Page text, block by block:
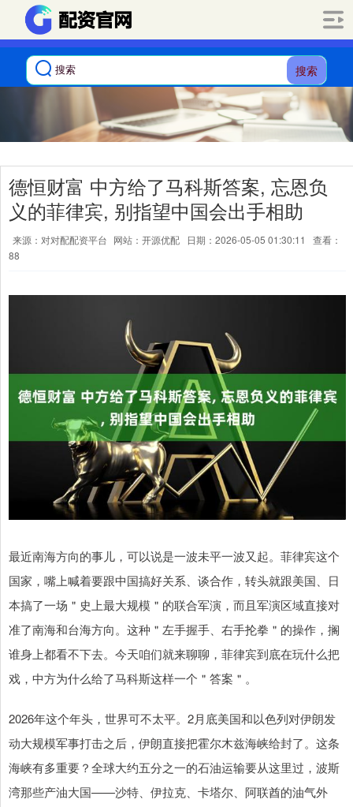
搜索
德恒财富 中方给了马科斯答案, 忘恩负
义的菲律宾, 别指望中国会出手相助
来源：对对配配资平台 网站：开源优配 日期：2026-05-05 01:30:11
查看：
88
最近南海方向的事儿，可以说是一波未平一波又起。菲律宾这个
国家，嘴上喊着要跟中国搞好关系、谈合作，转头就跟美国、日
本搞了一场＂史上最大规模＂的联合军演，而且军演区域直接对
准了南海和台海方向。这种＂左手握手、右手抡拳＂的操作，搁
谁身上都看不下去。今天咱们就来聊聊，菲律宾到底在玩什么把
戏，中方为什么给了马科斯这样一个＂答案＂。
2026年这个年头，世界可不太平。2月底美国和以色列对伊朗发
动大规模军事打击之后，伊朗直接把霍尔木兹海峡给封了。这条
海峡有多重要？全球大约五分之一的石油运输要从这里过，波斯
湾那些产油大国——沙特、伊拉克、卡塔尔、阿联酋的油气外